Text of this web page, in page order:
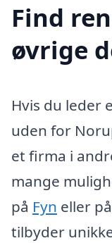
Find
øvrige
Hvis du leder
uden for
et firma i
mange
på Fyn eller på
tilbyder